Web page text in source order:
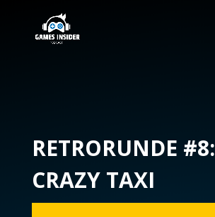
RETRORUNDE #8:
CRAZY TAXI